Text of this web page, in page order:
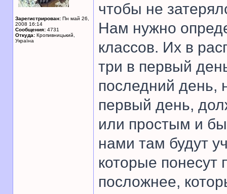
Зарегистрирован: Пн май 26,
2008 16:14
Сообщения: 4731
Откуда: Кропивницький,
Україна
чтобы не
Нам нужно
классов. Их в
три в первый
последний день,
первый день,
или простым и
нами там будут
которые
посложнее,